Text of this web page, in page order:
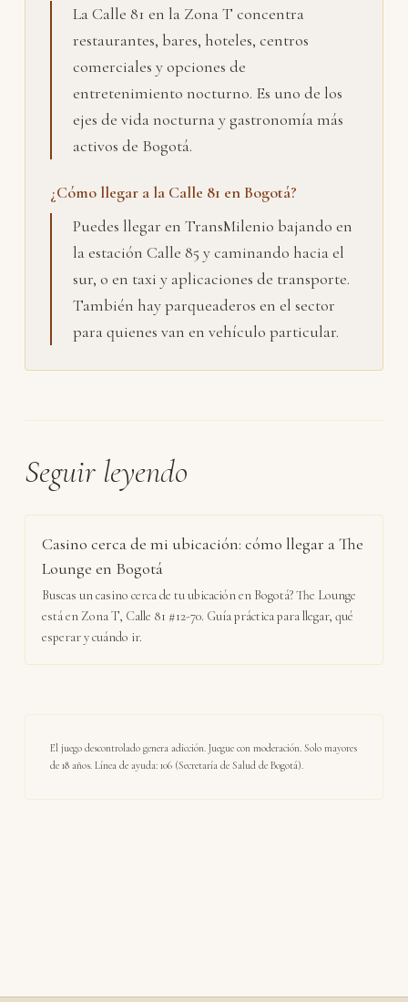
La Calle 81 en la Zona T concentra
restaurantes, bares, hoteles, centros
comerciales y opciones de
entretenimiento nocturno. Es uno de los
ejes de vida nocturna y gastronomía más
activos de Bogotá.
¿Cómo llegar a la Calle 81 en Bogotá?
Puedes llegar en TransMilenio bajando en
la estación Calle 85 y caminando hacia el
sur, o en taxi y aplicaciones de transporte.
También hay parqueaderos en el sector
para quienes van en vehículo particular.
Seguir leyendo
Casino cerca de mi ubicación: cómo llegar a The
Lounge en Bogotá
Buscas un casino cerca de tu ubicación en Bogotá? The Lounge
está en Zona T, Calle 81 #12-70. Guía práctica para llegar, qué
esperar y cuándo ir.
El juego descontrolado genera adicción. Juegue con moderación. Solo mayores
de 18 años. Línea de ayuda: 106 (Secretaría de Salud de Bogotá).